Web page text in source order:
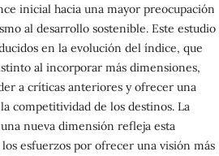
inicial hacia una mayor preocupación
al desarrollo sostenible. Este estudio
en la evolución del índice, que
al incorporar más dimensiones,
a críticas anteriores y ofrecer una
competitividad de los destinos. La
nueva dimensión refleja esta
esfuerzos por ofrecer una visión más